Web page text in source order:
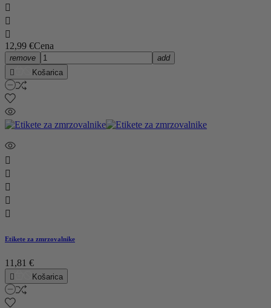



12,99 €Cena
remove
add

Košarica





Etikete za zmrzovalnike
11,81 €
 Košarica